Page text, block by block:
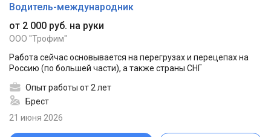
Водитель-международник
от 2 000 руб. на руки
ООО "Трофим"
Работа сейчас основывается на перегрузах и перецепах на
Россию (по большей части), а также страны СНГ
Опыт работы от 2 лет
Брест
21 июня 2026